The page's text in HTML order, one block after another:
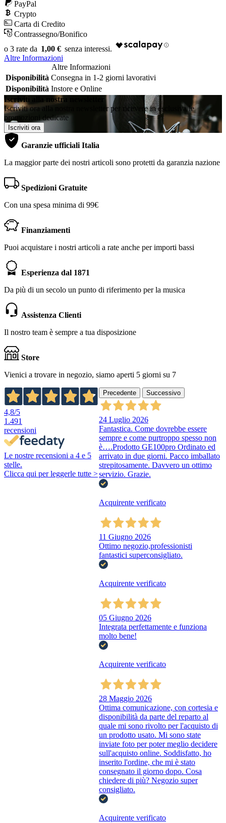
PayPal
Crypto
Carta di Credito
Contrassegno/Bonifico
1,00 €
Altre Informazioni
Altre Informazioni
Disponibilità Consegna in 1-2 giorni lavorativi
Disponibilità Instore e Online
Iscriviti alla nostra newsletter
Iscriviti ora alla nostra newsletter per ricevere in esclusiva le
promozioni dedicate
Iscriviti ora
Garanzie ufficiali Italia
La maggior parte dei nostri articoli sono protetti da garanzia nazione
Spedizioni Gratuite
Con una spesa minima di 99€
Finanziamenti
Puoi acquistare i nostri articoli a rate anche per importi bassi
Esperienza dal 1871
Da più di un secolo un punto di riferimento per la musica
Assistenza Clienti
Il nostro team è sempre a tua disposizione
Store
Vienici a trovare in negozio, siamo aperti 5 giorni su 7
4,8/5
1.491
recensioni
Le nostre recensioni a 4 e 5
stelle.
Clicca qui per leggerle tutte >
Precedente Successivo
24 Luglio 2026
Fantastica. Come dovrebbe essere
sempre e come purtroppo spesso non
è….Prodotto GE100pro Ordinato ed
arrivato in due giorni. Pacco imballato
strepitosamente. Davvero un ottimo
servizio. Grazie.
Acquirente verificato
11 Giugno 2026
Ottimo negozio,professionisti
fantastici superconsigliato.
Acquirente verificato
05 Giugno 2026
Integrata perfettamente e funziona
molto bene!
Acquirente verificato
28 Maggio 2026
Ottima comunicazione, con cortesia e
disponibilità da parte del reparto al
quale mi sono rivolto per l'acquisto di
un prodotto usato. Mi sono state
inviate foto per poter meglio decidere
sull'acquisto online. Soddisfatto, ho
inserito l'ordine, che mi è stato
consegnato il giorno dopo. Cosa
chiedere di più? Negozio super
consigliato.
Acquirente verificato